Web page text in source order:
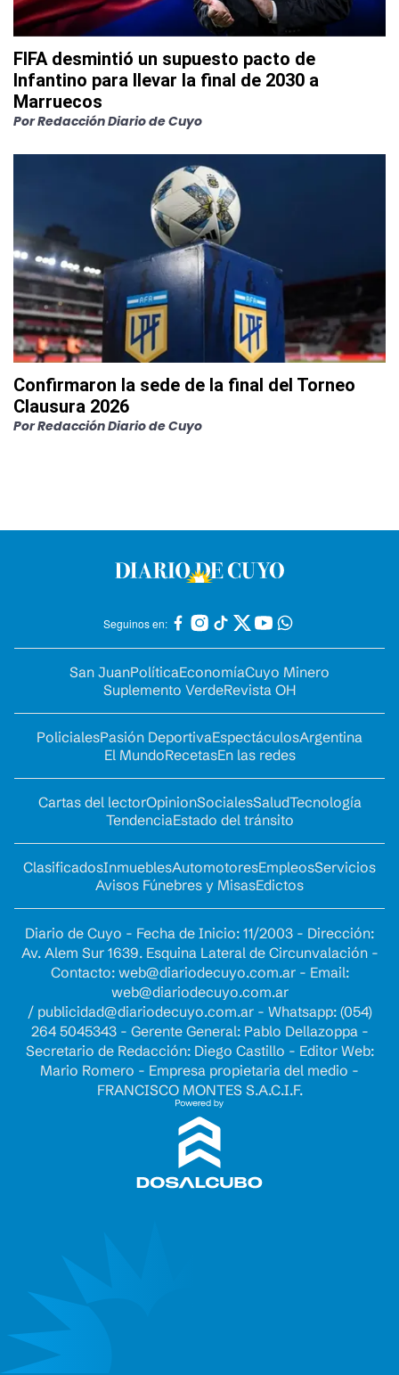
FIFA desmintió un supuesto pacto de
Infantino para llevar la final de 2030 a
Marruecos
PorRedacción Diario de Cuyo
Confirmaron la sede de la final del Torneo
Clausura 2026
PorRedacción Diario de Cuyo
Seguinos en:
San JuanPolíticaEconomíaCuyo Minero
Suplemento VerdeRevista OH
PolicialesPasión DeportivaEspectáculosArgentina
El MundoRecetasEn las redes
Cartas del lectorOpinionSocialesSaludTecnología
TendenciaEstado del tránsito
ClasificadosInmueblesAutomotoresEmpleosServicios
Avisos Fúnebres y MisasEdictos
Diario de Cuyo - Fecha de Inicio: 11/2003 - Dirección:
Av. Alem Sur 1639. Esquina Lateral de Circunvalación -
Contacto: web@diariodecuyo.com.ar- Email:
web@diariodecuyo.com.ar
/ publicidad@diariodecuyo.com.ar- Whatsapp: (054)
264 5045343 - Gerente General: Pablo Dellazoppa -
Secretario de Redacción: Diego Castillo - Editor Web:
Mario Romero - Empresa propietaria del medio -
FRANCISCO MONTES S.A.C.I.F.